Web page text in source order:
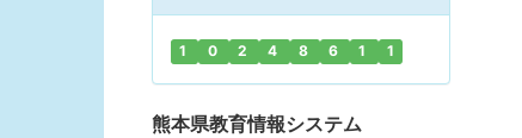
1 0 2 4 8 6 1 1
熊本県教育情報システム